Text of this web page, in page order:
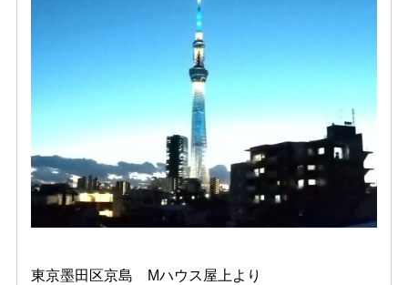
東京墨田区京島 Mハウス屋上より